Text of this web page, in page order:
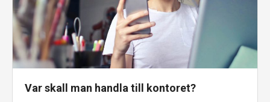
Var skall man handla till kontoret?